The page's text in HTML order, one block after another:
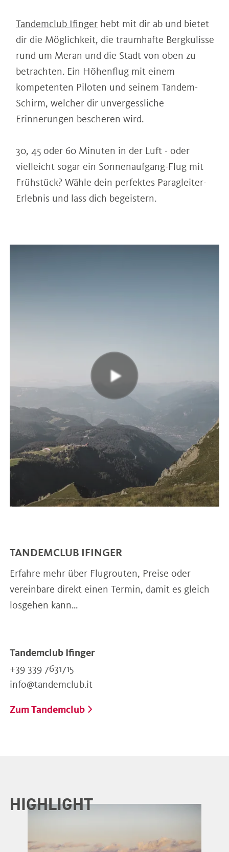
Tandemclub Ifinger hebt mit dir ab und bietet
dir die Möglichkeit, die traumhafte Bergkulisse
rund um Meran und die Stadt von oben zu
betrachten. Ein Höhenflug mit einem
kompetenten Piloten und seinem Tandem-
Schirm, welcher dir unvergessliche
Erinnerungen bescheren wird.
30, 45 oder 60 Minuten in der Luft - oder
vielleicht sogar ein Sonnenaufgang-Flug mit
Frühstück? Wähle dein perfektes Paragleiter-
Erlebnis und lass dich begeistern.
TANDEMCLUB IFINGER
Erfahre mehr über Flugrouten, Preise oder
vereinbare direkt einen Termin, damit es gleich
losgehen kann...
Tandemclub Ifinger
+39 339 7631715
info@tandemclub.it
Zum Tandemclub
HIGHLIGHT